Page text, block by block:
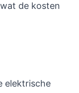
de kosten
elektrische